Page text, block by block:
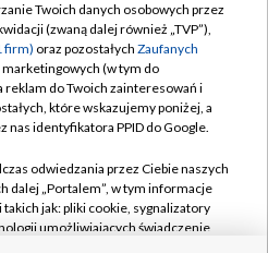
TVP
prywatności
zgody
Pomoc
Kontakt
Twoich danych osobowych przez
(zwaną dalej również „TVP”),
firm) oraz pozostałych Zaufanych
marketingowych (w tym do
do Twoich zainteresowań i
które wskazujemy poniżej, a
nas identyfikatora PPID do Google.
odwiedzania przez Ciebie naszych
dalej „Portalem”, w tym informacje
jak: pliki cookie, sygnalizatory
umożliwiających świadczenie